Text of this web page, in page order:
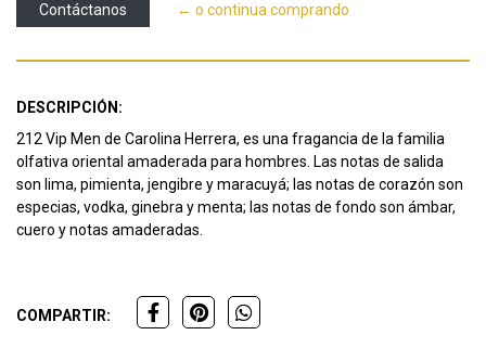
Contáctanos ← o continua comprando
DESCRIPCIÓN:
212 Vip Men de Carolina Herrera, es una fragancia de la familia
olfativa oriental amaderada para hombres. Las notas de salida
son lima, pimienta, jengibre y maracuyá; las notas de corazón son
especias, vodka, ginebra y menta; las notas de fondo son ámbar,
cuero y notas amaderadas.
COMPARTIR: